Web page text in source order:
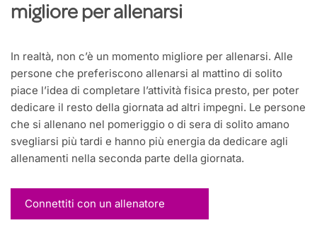
migliore per allenarsi
In realtà, non c’è un momento migliore per allenarsi. Alle
persone che preferiscono allenarsi al mattino di solito
piace l’idea di completare l’attività fisica presto, per poter
dedicare il resto della giornata ad altri impegni. Le persone
che si allenano nel pomeriggio o di sera di solito amano
svegliarsi più tardi e hanno più energia da dedicare agli
allenamenti nella seconda parte della giornata.
Connettiti con un allenatore